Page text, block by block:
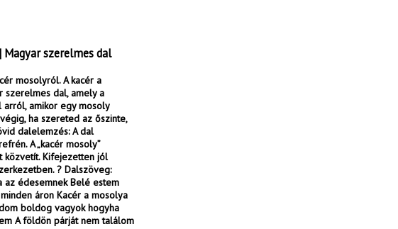
szerelmes dal
mosolyról. A kacér a
szerelmes dal, amely a
arról, amikor egy mosoly
ha szereted az őszinte,
dalelemzés: A dal
A „kacér mosoly”
közvetít. Kifejezetten jól
? Dalszöveg:
az édesemnek Belé estem
áron Kacér a mosolya
boldog vagyok hogyha
A földön párját nem találom